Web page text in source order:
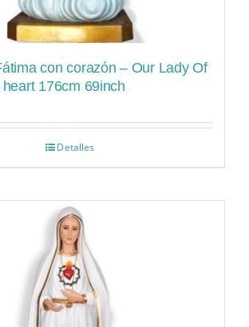
con corazón – Our Lady Of
176cm 69inch
Detalles